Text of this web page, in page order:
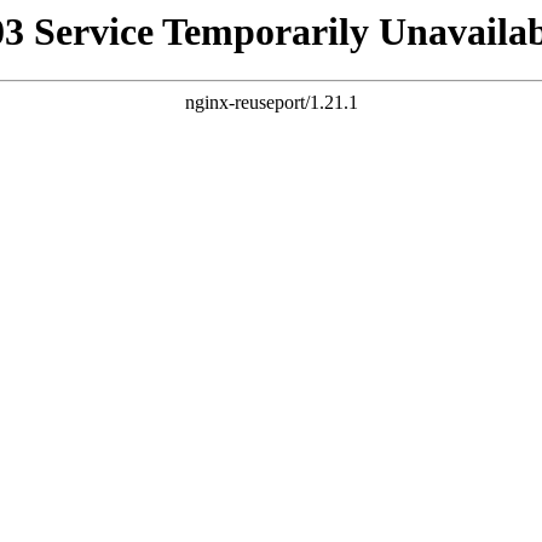
Service Temporarily
nginx-reuseport/1.21.1